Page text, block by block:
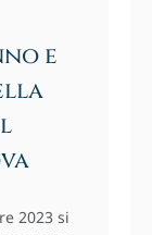
e
2023 si